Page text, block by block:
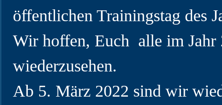
öffentlichen Trainingstag des
Wir hoffen, Euch alle im Jahr
wiederzusehen.
Ab 5. März 2022 sind wir